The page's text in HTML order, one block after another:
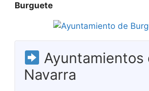
Burguete
Ayuntamientos
Navarra